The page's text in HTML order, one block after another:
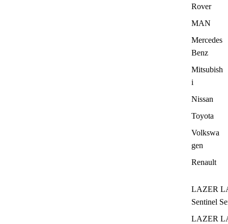
Rover
MAN
Mercedes
Benz
Mitsubish
i
Nissan
Toyota
Volkswa
gen
Renault
LAZER
Sentinel
LAZER